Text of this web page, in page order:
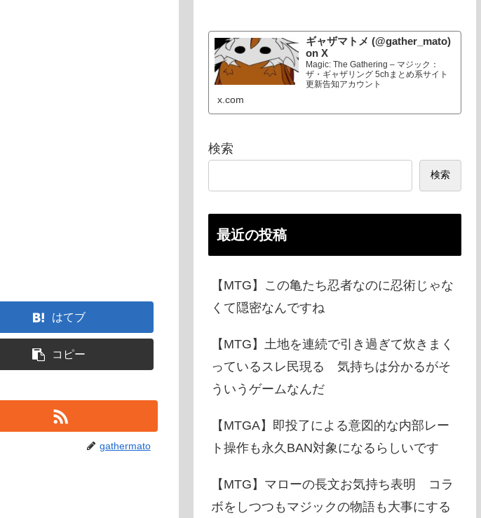
はてブ
コピー
gathermato
ギャザマトメ (@gather_mato)
on X
Magic: The Gathering – マジック：
ザ・ギャザリング 5chまとめ系サイト
更新告知アカウント
x.com
検索
検索
最近の投稿
【MTG】この亀たち忍者なのに忍術じゃな
くて隠密なんですね
【MTG】土地を連続で引き過ぎて炊きまく
っているスレ民現る 気持ちは分かるがそ
ういうゲームなんだ
【MTGA】即投了による意図的な内部レー
ト操作も永久BAN対象になるらしいです
【MTG】マローの長文お気持ち表明 コラ
ボをしつつもマジックの物語も大事にする